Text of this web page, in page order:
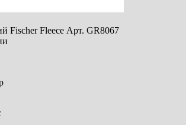
Fischer Fleece Арт. GR8067